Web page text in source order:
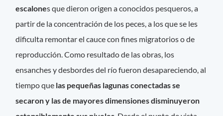
escalones que dieron origen a conocidos pesqueros, a
partir de la concentración de los peces, a los que se les
dificulta remontar el cauce con fines migratorios o de
reproducción. Como resultado de las obras, los
ensanches y desbordes del río fueron desapareciendo, al
tiempo que las pequeñas lagunas conectadas se
secaron y las de mayores dimensiones disminuyeron